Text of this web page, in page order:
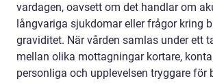
vardagen, oavsett om det handlar om
långvariga sjukdomar eller frågor kring
graviditet. När vården samlas under ett
mellan olika mottagningar kortare,
personliga och upplevelsen tryggare för